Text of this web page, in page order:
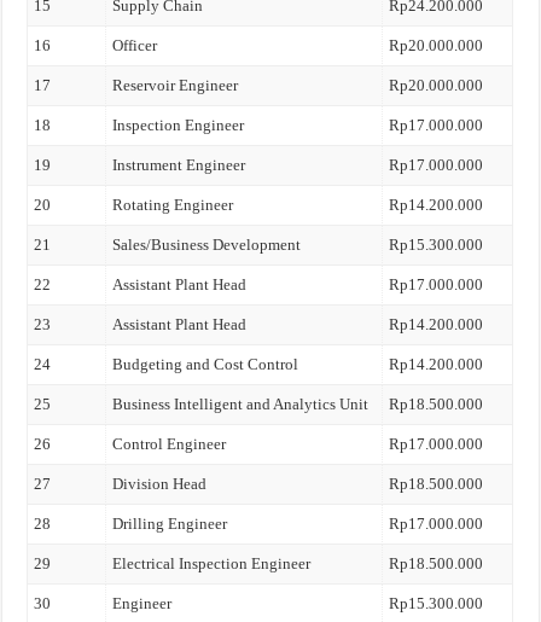
15 Supply Chain Rp24.200.000
16 Officer Rp20.000.000
17 Reservoir Engineer Rp20.000.000
18 Inspection Engineer Rp17.000.000
19 Instrument Engineer Rp17.000.000
20 Rotating Engineer Rp14.200.000
21 Sales/Business Development Rp15.300.000
22 Assistant Plant Head Rp17.000.000
23 Assistant Plant Head Rp14.200.000
24 Budgeting and Cost Control Rp14.200.000
25 Business Intelligent and Analytics Unit Rp18.500.000
26 Control Engineer Rp17.000.000
27 Division Head Rp18.500.000
28 Drilling Engineer Rp17.000.000
29 Electrical Inspection Engineer Rp18.500.000
30 Engineer Rp15.300.000